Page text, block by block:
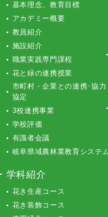
基本理念、教育目標
アカデミー概要
教員紹介
施設紹介
職業実践専門課程
花と緑の連携授業
市町村・企業との連携･協力
協定
3校連携事業
学校評価
有識者会議
岐阜県域農林業教育システ
学科紹介
花き生産コース
花き装飾コース